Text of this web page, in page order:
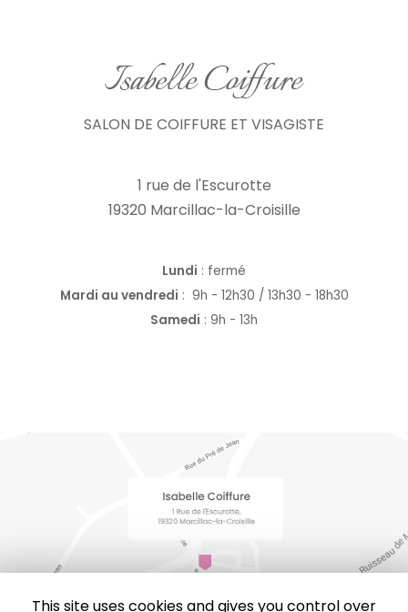
SALON DE COIFFURE ET VISAGISTE
1 rue de l'Escurotte
19320 Marcillac-la-Croisille
Lundi : fermé
Mardi au vendredi : 9h - 12h30 / 13h30 - 18h30
Samedi : 9h - 13h
This site uses cookies and gives you control over